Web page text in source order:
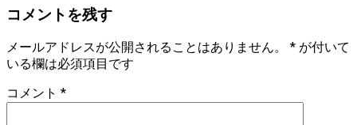
コメントを残す
メールアドレスが公開されることはありません。 * が付いて
いる欄は必須項目です
コメント *